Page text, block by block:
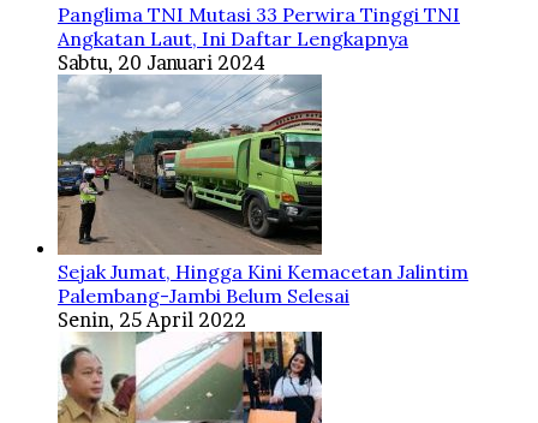
Panglima TNI Mutasi 33 Perwira Tinggi TNI
Angkatan Laut, Ini Daftar Lengkapnya
Sabtu, 20 Januari 2024
Sejak Jumat, Hingga Kini Kemacetan Jalintim
Palembang-Jambi Belum Selesai
Senin, 25 April 2022